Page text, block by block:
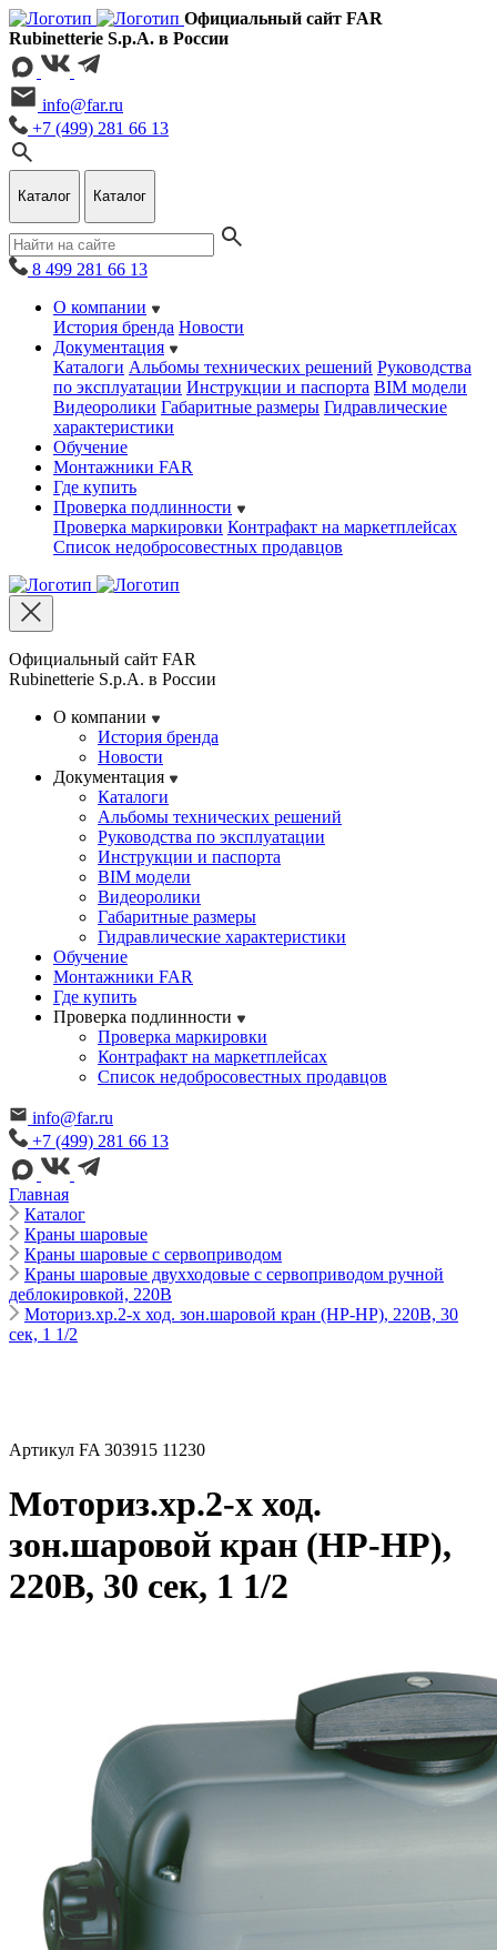
Официальный сайт FAR
Rubinetterie S.p.A. в России
info@far.ru
+7 (499) 281 66 13
Каталог Каталог
8 499 281 66 13
О компании
История бренда Новости
Документация
Каталоги Альбомы технических решений Руководства
по эксплуатации Инструкции и паспорта BIM модели
Видеоролики Габаритные размеры Гидравлические
характеристики
Обучение
Монтажники FAR
Где купить
Проверка подлинности
Проверка маркировки Контрафакт на маркетплейсах
Cписок недобросовестных продавцов
Официальный сайт FAR
Rubinetterie S.p.A. в России
О компании
История бренда
Новости
Документация
Каталоги
Альбомы технических решений
Руководства по эксплуатации
Инструкции и паспорта
BIM модели
Видеоролики
Габаритные размеры
Гидравлические характеристики
Обучение
Монтажники FAR
Где купить
Проверка подлинности
Проверка маркировки
Контрафакт на маркетплейсах
Cписок недобросовестных продавцов
info@far.ru
+7 (499) 281 66 13
Главная
Каталог
Краны шаровые
Краны шаровые с сервоприводом
Краны шаровые двухходовые с сервоприводом ручной
деблокировкой, 220В
Моториз.хр.2-х ход. зон.шаровой кран (НР-НР), 220В, 30
сек, 1 1/2
Артикул FA 303915 11230
Моториз.хр.2-х ход.
зон.шаровой кран (НР-НР),
220В, 30 сек, 1 1/2